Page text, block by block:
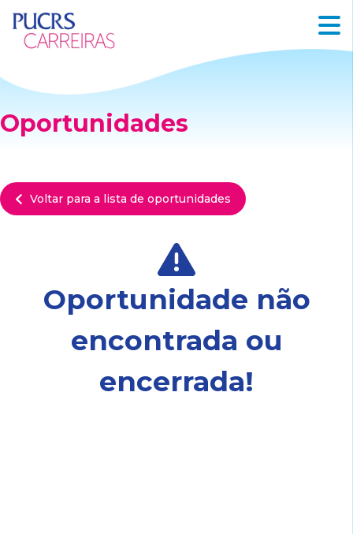
Oportunidades
Voltar para a lista de oportunidades
Oportunidade não
encontrada ou
encerrada!